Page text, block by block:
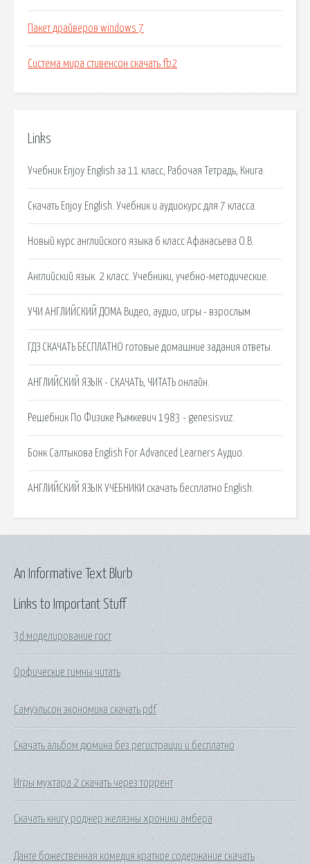
Пакет драйверов windows 7
Система мира стивенсон скачать fb2
Links
Учебник Enjoy English за 11 класс, Рабочая Тетрадь, Книга.
Скачать Enjoy English. Учебник и аудиокурс для 7 класса.
Новый курс английского языка 6 класс Афанасьева О.В.
Английский язык. 2 класс. Учебники, учебно-методические.
УЧИ АНГЛИЙСКИЙ ДОМА Видео, аудио, игры - взрослым
ГДЗ СКАЧАТЬ БЕСПЛАТНО готовые домашние задания ответы.
АНГЛИЙСКИЙ ЯЗЫК - СКАЧАТЬ, ЧИТАТЬ онлайн.
Решебник По Физике Рымкевич 1983 - genesisvuz.
Бонк Салтыкова English For Advanced Learners Аудио.
АНГЛИЙСКИЙ ЯЗЫК УЧЕБНИКИ скачать бесплатно English.
Links to Important Stuff
3d моделирование гост
Орфические гимны читать
Самуэльсон экономика скачать pdf
Скачать альбом дюмина без регистрации и бесплатно
Игры мухтара 2 скачать через торрент
Скачать книгу роджер желязны хроники амбера
Данте божественная комедия краткое содержание скачать
An Informative Text Blurb